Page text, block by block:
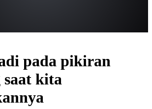
pada pikiran
saat kita